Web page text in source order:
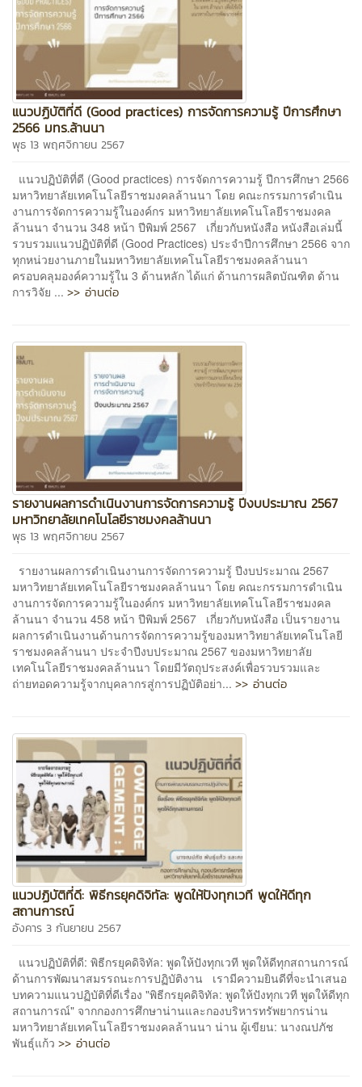
แนวปฏิบัติที่ดี (Good practices) การจัดการความรู้ ปีการศึกษา
2566 มทร.ล้านนา
พุธ 13 พฤศจิกายน 2567
แนวปฏิบัติที่ดี (Good practices) การจัดการความรู้ ปีการศึกษา 2566
มหาวิทยาลัยเทคโนโลยีราชมงคลล้านนา โดย คณะกรรมการดำเนิน
งานการจัดการความรู้ในองค์กร มหาวิทยาลัยเทคโนโลยีราชมงคล
ล้านนา จำนวน 348 หน้า ปีพิมพ์ 2567 เกี่ยวกับหนังสือ หนังสือเล่มนี้
รวบรวมแนวปฏิบัติที่ดี (Good Practices) ประจำปีการศึกษา 2566 จาก
ทุกหน่วยงานภายในมหาวิทยาลัยเทคโนโลยีราชมงคลล้านนา
ครอบคลุมองค์ความรู้ใน 3 ด้านหลัก ได้แก่ ด้านการผลิตบัณฑิต ด้าน
การวิจัย ... >> อ่านต่อ
รายงานผลการดำเนินงานการจัดการความรู้ ปีงบประมาณ 2567
มหาวิทยาลัยเทคโนโลยีราชมงคลล้านนา
พุธ 13 พฤศจิกายน 2567
รายงานผลการดำเนินงานการจัดการความรู้ ปีงบประมาณ 2567
มหาวิทยาลัยเทคโนโลยีราชมงคลล้านนา โดย คณะกรรมการดำเนิน
งานการจัดการความรู้ในองค์กร มหาวิทยาลัยเทคโนโลยีราชมงคล
ล้านนา จำนวน 458 หน้า ปีพิมพ์ 2567 เกี่ยวกับหนังสือ เป็นรายงาน
ผลการดำเนินงานด้านการจัดการความรู้ของมหาวิทยาลัยเทคโนโลยี
ราชมงคลล้านนา ประจำปีงบประมาณ 2567 ของมหาวิทยาลัย
เทคโนโลยีราชมงคลล้านนา โดยมีวัตถุประสงค์เพื่อรวบรวมและ
ถ่ายทอดความรู้จากบุคลากรสู่การปฏิบัติอย่า... >> อ่านต่อ
แนวปฏิบัติที่ดี: พิธีกรยุคดิจิทัล: พูดให้ปังทุกเวที พูดให้ดีทุก
สถานการณ์
อังคาร 3 กันยายน 2567
แนวปฏิบัติที่ดี: พิธีกรยุคดิจิทัล: พูดให้ปังทุกเวที พูดให้ดีทุกสถานการณ์
ด้านการพัฒนาสมรรถนะการปฏิบัติงาน เรามีความยินดีที่จะนำเสนอ
บทความแนวปฏิบัติที่ดีเรื่อง "พิธีกรยุคดิจิทัล: พูดให้ปังทุกเวที พูดให้ดีทุก
สถานการณ์" จากกองการศึกษาน่านและกองบริหารทรัพยากรน่าน
มหาวิทยาลัยเทคโนโลยีราชมงคลล้านนา น่าน ผู้เขียน: นางณปภัช
พันธุ์แก้ว >> อ่านต่อ